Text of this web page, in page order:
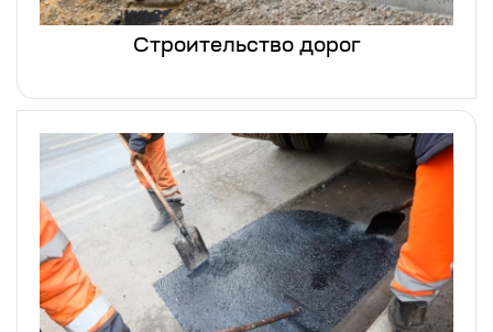
Строительство дорог